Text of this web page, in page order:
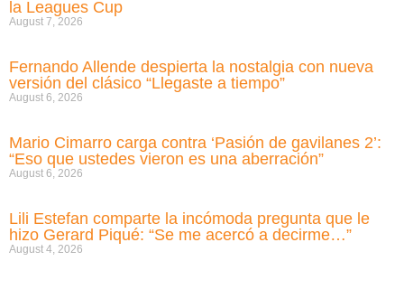
la Leagues Cup
August 7, 2026
Fernando Allende despierta la nostalgia con nueva
versión del clásico “Llegaste a tiempo”
August 6, 2026
Mario Cimarro carga contra ‘Pasión de gavilanes 2’:
“Eso que ustedes vieron es una aberración”
August 6, 2026
Lili Estefan comparte la incómoda pregunta que le
hizo Gerard Piqué: “Se me acercó a decirme…”
August 4, 2026